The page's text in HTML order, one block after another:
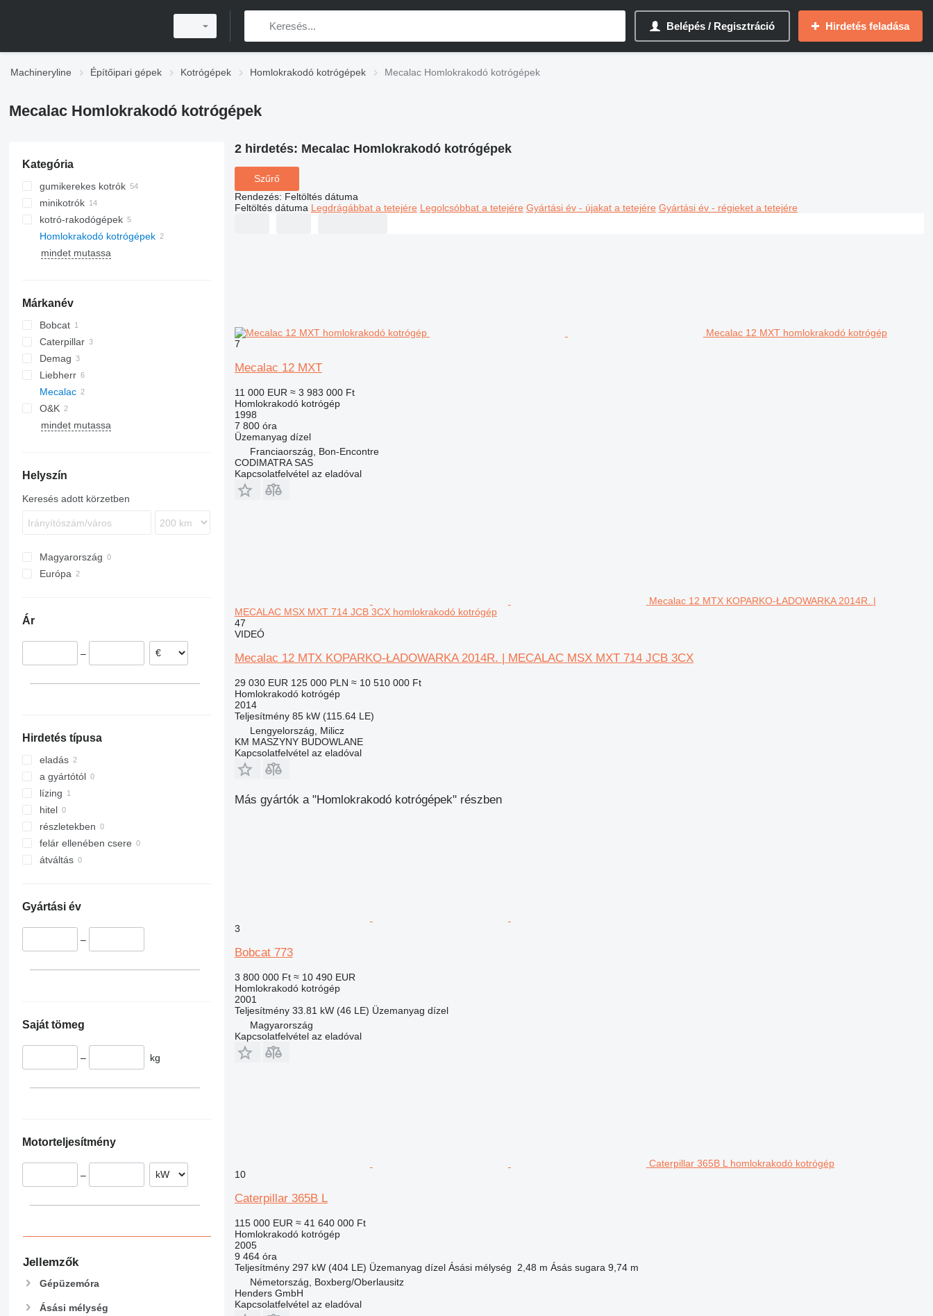
Belépés / Regisztráció Hirdetés feladása
Machineryline Építőipari gépek Kotrógépek Homlokrakodó kotrógépek Mecalac Homlokrakodó kotrógépek
Mecalac Homlokrakodó kotrógépek
Kategória
gumikerekes kotrók
minikotrók
kotró-rakodógépek
Homlokrakodó kotrógépek
mindet mutassa
Márkanév
Bobcat
Caterpillar
245
365
Demag
PC
Liebherr
R-series
Mecalac
12
12MXT
714
O&K
RH
EC
mindet mutassa
Helyszín
Keresés adott körzetben
Magyarország
Európa
Ár
–
Hirdetés típusa
eladás
a gyártótól
lízing
hitel
részletekben
felár ellenében csere
átváltás
Gyártási év
–
Saját tömeg
– kg
Motorteljesítmény
–
Jellemzők
Gépüzemóra
Ásási mélység
2 hirdetés: Mecalac Homlokrakodó kotrógépek
Szűrő
Rendezés: Feltöltés dátuma
Feltöltés dátuma Legdrágábbat a tetejére Legolcsóbbat a tetejére Gyártási év - újakat a tetejére Gyártási év - régieket a tetejére
Mecalac 12 MXT homlokrakodó kotrógép
7
Mecalac 12 MXT
11 000 EUR ≈ 3 983 000 Ft
Homlokrakodó kotrógép
1998
7 800 óra
Üzemanyag dízel
Franciaország, Bon-Encontre
CODIMATRA SAS
Kapcsolatfelvétel az eladóval
Mecalac 12 MTX KOPARKO-ŁADOWARKA 2014R. |
MECALAC MSX MXT 714 JCB 3CX homlokrakodó kotrógép
47
VIDEÓ
Mecalac 12 MTX KOPARKO-ŁADOWARKA 2014R. | MECALAC MSX MXT 714 JCB 3CX
29 030 EUR 125 000 PLN ≈ 10 510 000 Ft
Homlokrakodó kotrógép
2014
Teljesítmény 85 kW (115.64 LE)
Lengyelország, Milicz
KM MASZYNY BUDOWLANE
Kapcsolatfelvétel az eladóval
Más gyártók a "Homlokrakodó kotrógépek" részben
3
Bobcat 773
3 800 000 Ft ≈ 10 490 EUR
Homlokrakodó kotrógép
2001
Teljesítmény 33.81 kW (46 LE) Üzemanyag dízel
Magyarország
Kapcsolatfelvétel az eladóval
Caterpillar 365B L homlokrakodó kotrógép
10
Caterpillar 365B L
115 000 EUR ≈ 41 640 000 Ft
Homlokrakodó kotrógép
2005
9 464 óra
Teljesítmény 297 kW (404 LE) Üzemanyag dízel Ásási mélység 2,48 m Ásás sugara 9,74 m
Németország, Boxberg/Oberlausitz
Henders GmbH
Kapcsolatfelvétel az eladóval